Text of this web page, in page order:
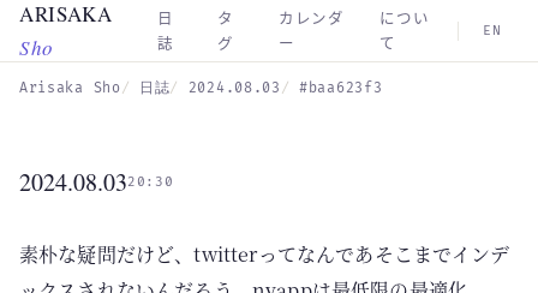
Skip to main content
ARISAKA
Sho
日
誌
タ
グ
カレンダ
ー
につい
て
EN
Arisaka Sho 日誌 2024.08.03 #baa623f3
2024.08.0320:30
素朴な疑問だけど、twitterってなんであそこまでインデ